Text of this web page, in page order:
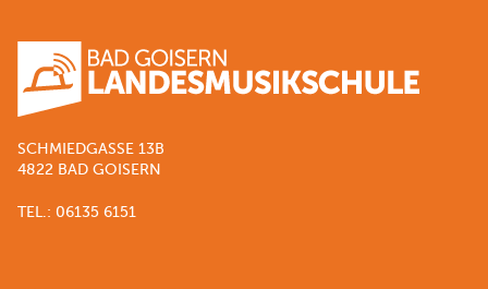
SCHMIEDGASSE 13B
4822 BAD GOISERN
TEL.: 06135 6151